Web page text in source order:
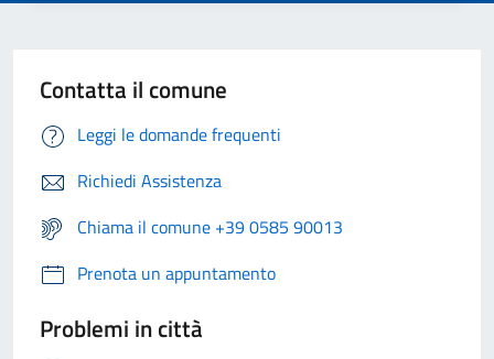
Contatta il comune
Leggi le domande frequenti
Richiedi Assistenza
Chiama il comune +39 0585 90013
Prenota un appuntamento
Problemi in città